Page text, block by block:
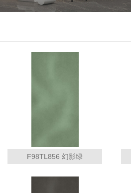
F98TL856 幻影绿